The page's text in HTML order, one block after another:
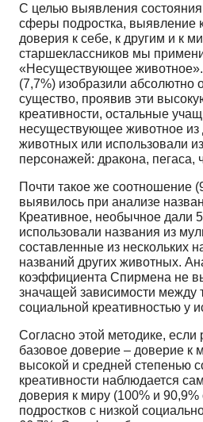
С целью выявления
сферы подростка, выявление
доверия к себе, к другим и к
старшеклассников мы
«Несуществующее животное».
(7,7%) изобразили абсолютно
существо, проявив эти
креативности, остальные
несуществующее животное из
животных или использовали
персонажей: дракона, пегаса,
Почти такое же соотношение
выявилось при анализе
Креативное, необычное дали
использовали названия из
составленные из нескольких
названий других животных.
коэффициента Спирмена не
значащей зависимости между
социальной креативностью у
Согласно этой методике, если
базовое доверие – доверие к
высокой и средней степенью
креативности наблюдается
доверия к миру (100% и 90,9%
подростков с низкой